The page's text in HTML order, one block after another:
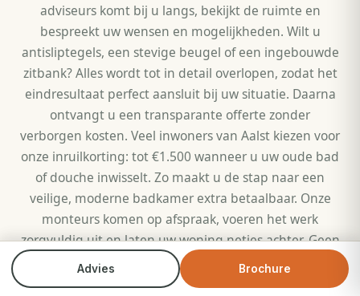
Advies Brochure
adviseurs komt bij u langs, bekijkt de ruimte en
bespreekt uw wensen en mogelijkheden. Wilt u
antisliptegels, een stevige beugel of een ingebouwde
zitbank? Alles wordt tot in detail overlopen, zodat het
eindresultaat perfect aansluit bij uw situatie. Daarna
ontvangt u een transparante offerte zonder
verborgen kosten. Veel inwoners van Aalst kiezen voor
onze inruilkorting: tot €1.500 wanneer u uw oude bad
of douche inwisselt. Zo maakt u de stap naar een
veilige, moderne badkamer extra betaalbaar. Onze
monteurs komen op afspraak, voeren het werk
zorgvuldig uit en laten uw woning netjes achter. Geen
gedoe, wel resultaat — daar draait het bij Veilig
Douchen om.
Bel direct Brochure